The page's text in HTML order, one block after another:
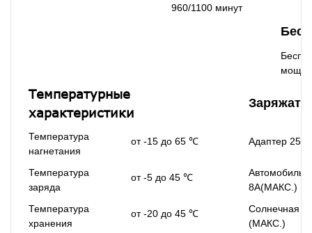
960/1100 минут
Температурные
характеристики
Заряжать
Температура
нагнетания
от -15 до 65 ℃ Адаптер 25В
Температура
заряда
от -5 до 45 ℃
Автомобиль
8А(МАКС.)
Температура
хранения
от -20 до 45 ℃
Солнечная
(МАКС.)